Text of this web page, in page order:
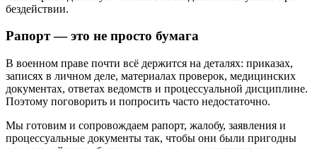
бездействии.
Рапорт — это не просто бумага
В военном праве почти всё держится на деталях: приказах,
записях в личном деле, материалах проверок, медицинских
документах, ответах ведомств и процессуальной дисциплине.
Поэтому поговорить и попросить часто недостаточно.
Мы готовим и сопровождаем рапорт, жалобу, заявления и
процессуальные документы так, чтобы они были пригодны